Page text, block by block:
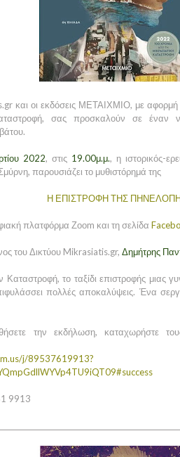
και οι εκδόσεις ΜΕΤΑΙΧΜΙΟ, με
σας προσκαλούν σε έναν
2022, στις 19.00μ.μ., η ιστορικός-
παρουσιάζει το μυθιστόρημά της
Η ΕΠΙΣΤΡΟΦΗ ΤΗΣ
πλατφόρμα Ζοοm και τη σελίδα
του Δικτύου Mikrasiatis.gr, Δημήτρης
το ταξίδι επιστροφής μιας
πολλές αποκαλύψεις. Ένα
την εκδήλωση, καταχωρήστε
j/89537619913?
9913